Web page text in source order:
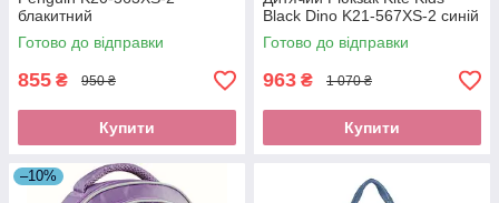
блакитний
Готово до відправки
855 ₴ 950 ₴
Купити
Black Dino K21-567XS-2 синій
Готово до відправки
963 ₴ 1 070 ₴
Купити
–10%